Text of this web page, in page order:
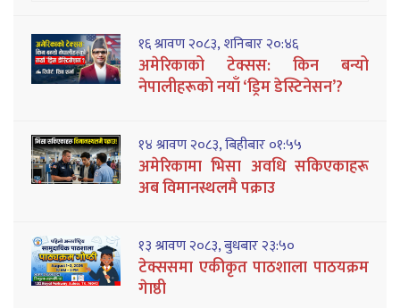
१६ श्रावण २०८३, शनिबार २०:४६
अमेरिकाको टेक्सस: किन बन्यो
नेपालीहरूको नयाँ ‘ड्रिम डेस्टिनेसन’?
१४ श्रावण २०८३, बिहीबार ०१:५५
अमेरिकामा भिसा अवधि सकिएकाहरू
अब विमानस्थलमै पक्राउ
१३ श्रावण २०८३, बुधबार २३:५०
टेक्ससमा एकीकृत पाठशाला पाठयक्रम
गेाष्ठी